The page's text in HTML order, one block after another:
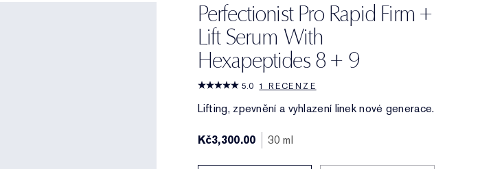
Perfectionist Pro Rapid Firm +
Lift Serum With
Hexapeptides 8 + 9
5.0 1 RECENZE
Lifting, zpevnění a vyhlazení linek nové generace.
Kč3,300.00 30 ml